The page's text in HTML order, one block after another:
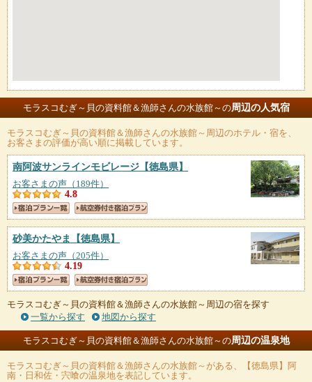
モラスコむぎ～貝の資料館＆漁師さんの水族館～の周辺の人気宿
モラスコむぎ～貝の資料館＆漁師さんの水族館～ 周辺のホテル・宿を、
お客さまの評価が高い順に掲載しています。
南阿波サンラインモビレージ 【徳島県】
お客さまの声（189件）
4.8
砂美かたやま 【徳島県】
お客さまの声（205件）
4.19
モラスコむぎ～貝の資料館＆漁師さんの水族館～周辺の宿を探す
一覧から探す
地図から探す
モラスコむぎ～貝の資料館＆漁師さんの水族館～の周辺の温泉地
モラスコむぎ～貝の資料館＆漁師さんの水族館～ がある、【徳島県】阿
南・日和佐・宍喰の温泉地を表記しています。